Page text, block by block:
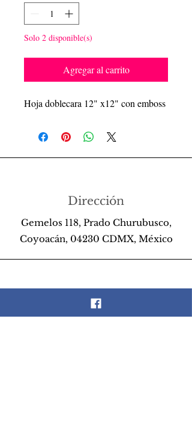
Solo 2 disponible(s)
Agregar al carrito
Hoja doblecara 12" x12" con emboss
Dirección
Gemelos 118, Prado Churubusco,
Coyoacán, 04230 CDMX, México
Teléfono
55 26 89 13 14